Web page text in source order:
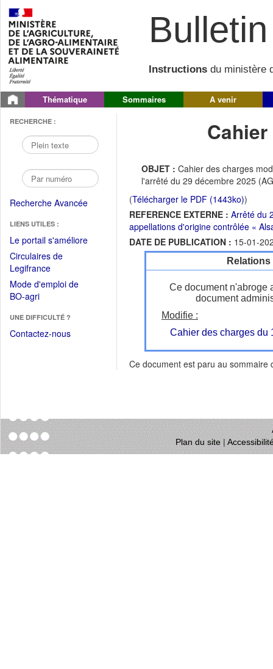
Instructions du ministère
Thématique Sommaires A venir
RECHERCHE :
Recherche Avancée
LIENS UTILES :
Le portail s'améliore(Fichier
Circulaires de
Legifrance(Ouvrir
dans
une
fenêtre)
Mode d'emploi de
BO-agri(Ouvrir
une
nouvelle
UNE DIFFICULTÉ ?
Contactez-nous
OBJET : Cahier des charges
l'arrêté du 29 décembre 2025
(Télécharger le PDF (1443ko))
REFERENCE EXTERNE : Arrêté du
appellations d'origine contrôlée «
DATE DE PUBLICATION : 15-01-
Ce document n'abroge
document
Modifie :
Cahier des charges du
Ce document est paru au sommaire
Plan du site|